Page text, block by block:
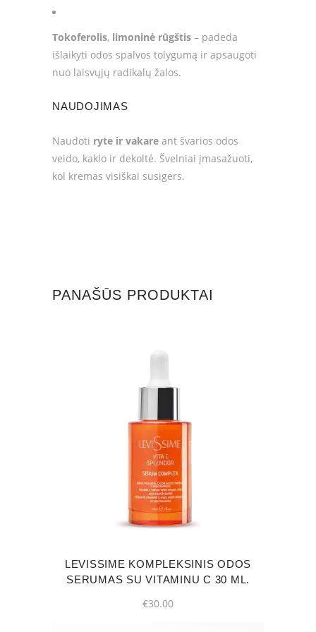
Tokoferolis, limoninė rūgštis – padeda
išlaikyti odos spalvos tolygumą ir apsaugoti
nuo laisvųjų radikalų žalos.
NAUDOJIMAS
Naudoti ryte ir vakare ant švarios odos
veido, kaklo ir dekoltė. Švelniai įmasažuoti,
kol kremas visiškai susigers.
PANAŠŪS PRODUKTAI
LEVISSIME KOMPLEKSINIS ODOS
SERUMAS SU VITAMINU C 30 ML.
€30.00